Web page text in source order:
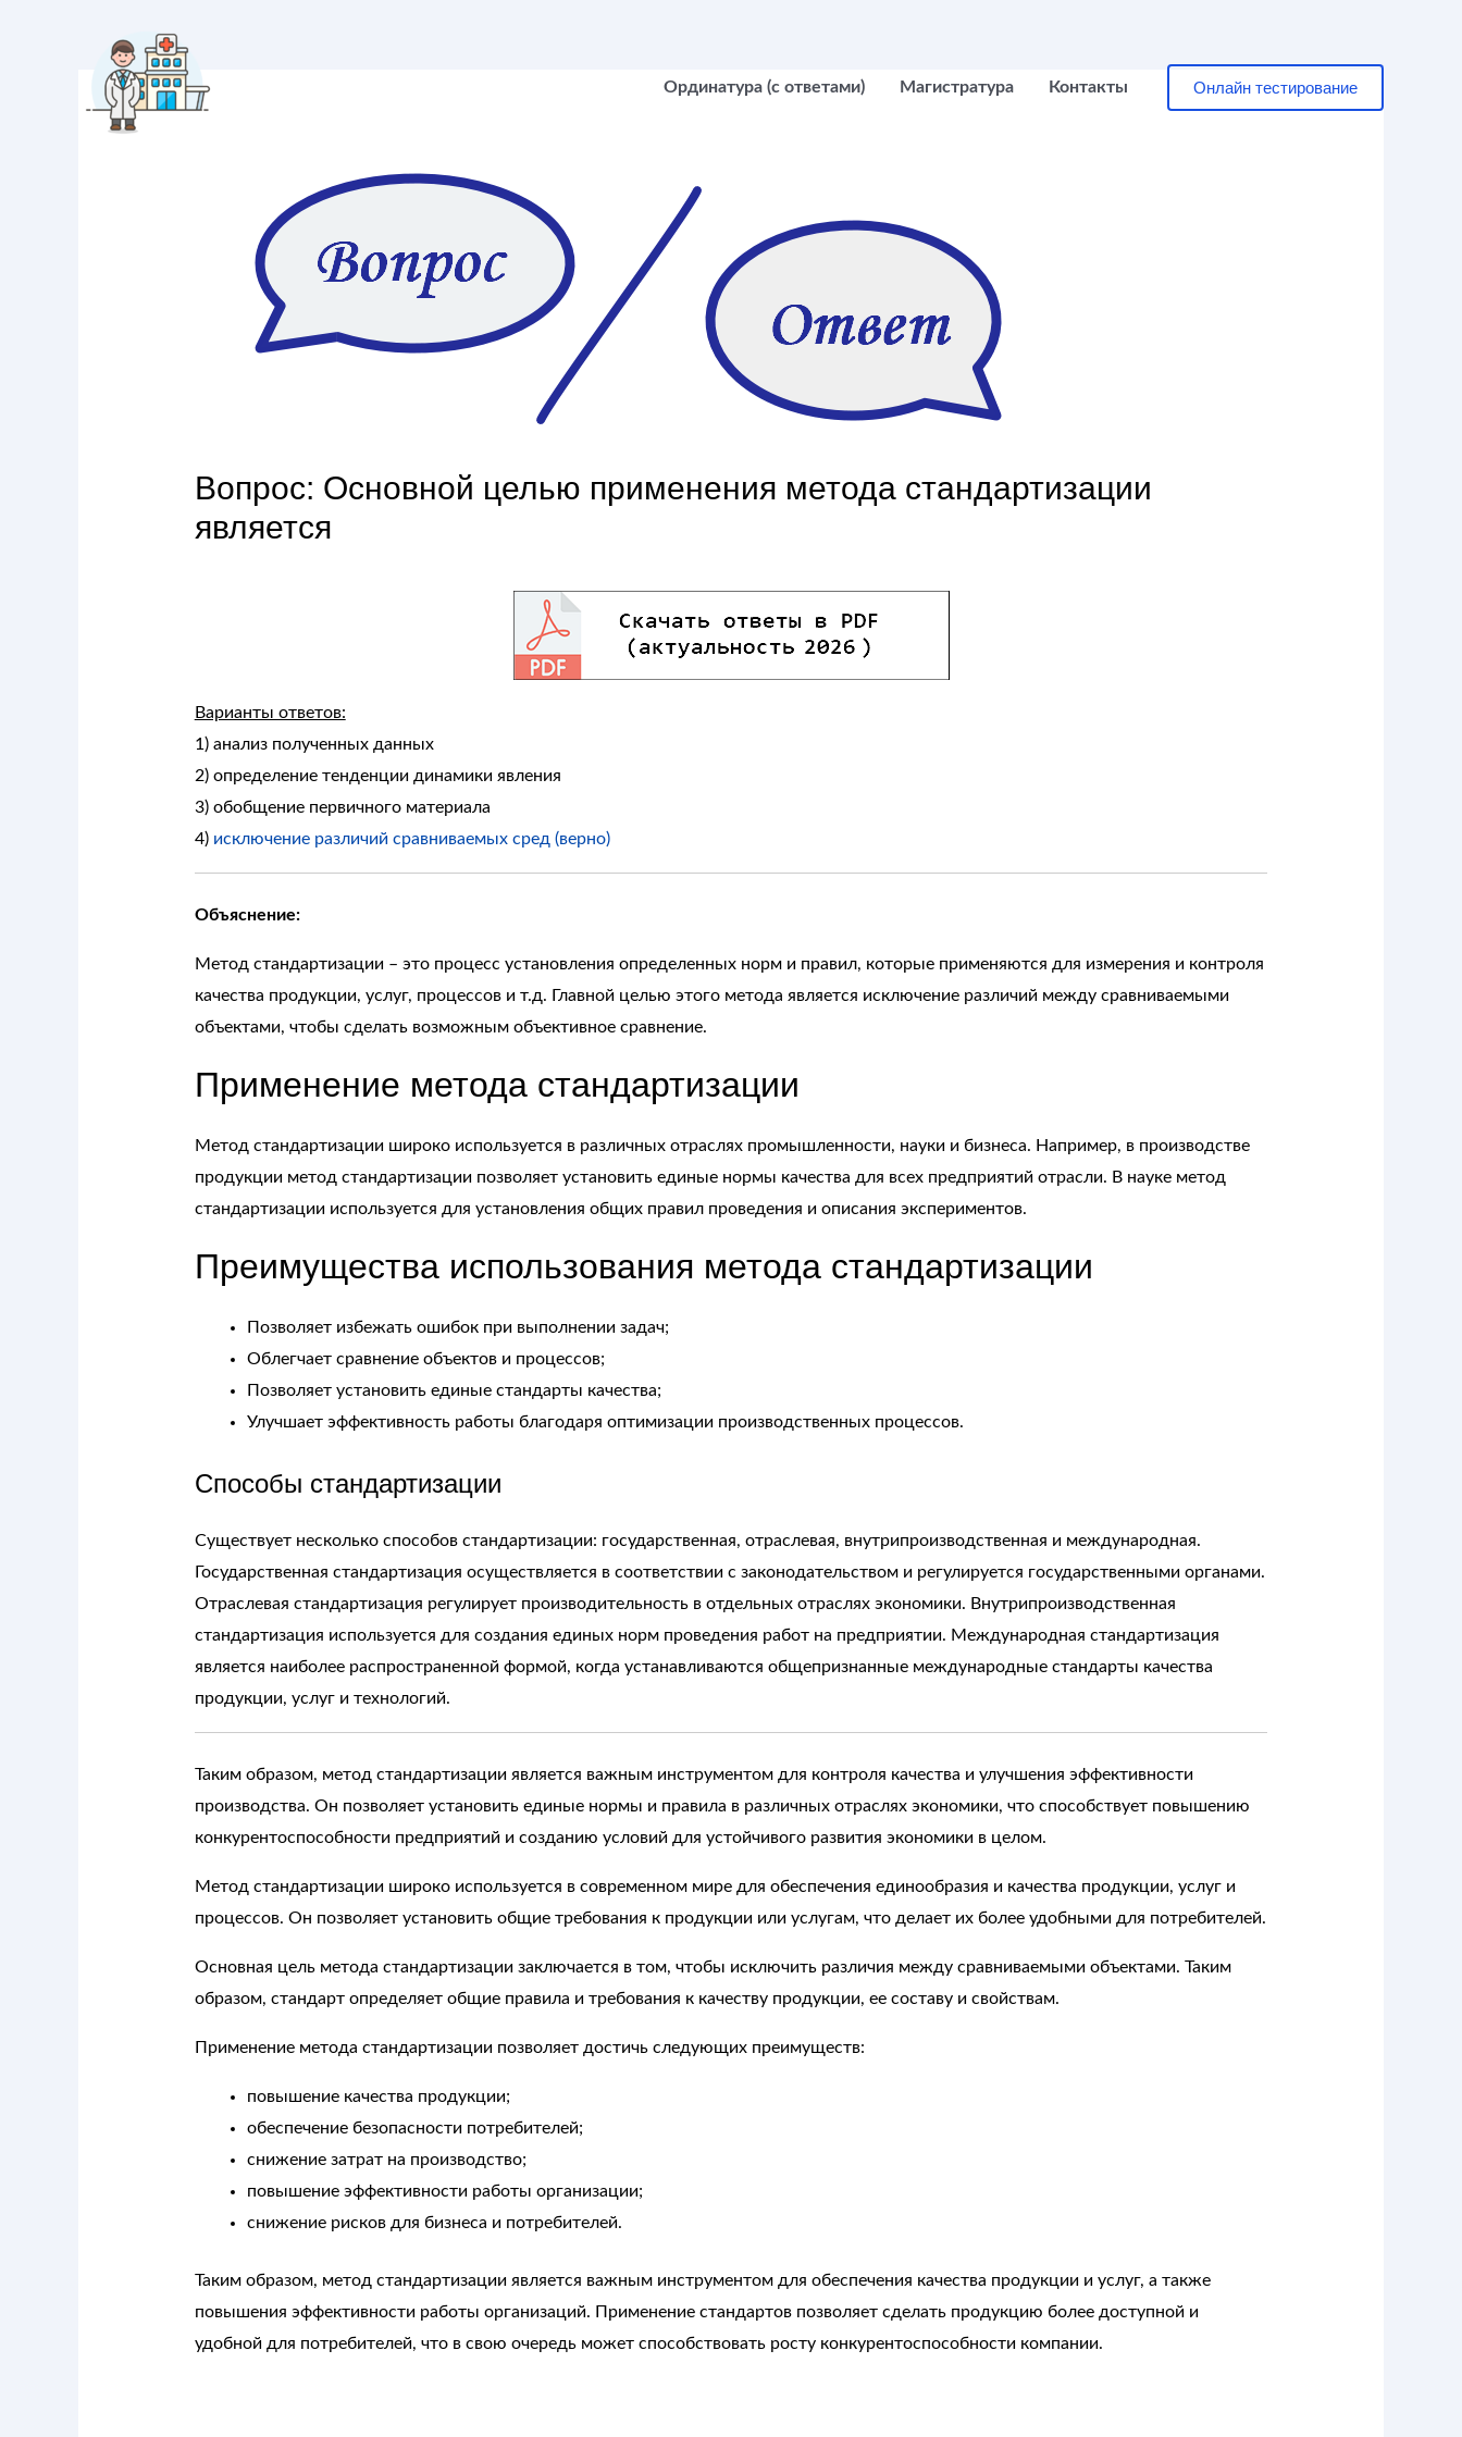
Ординатура (с ответами) Магистратура Контакты Онлайн тестирование
Вопрос: Основной целью применения метода стандартизации
является
Варианты ответов:
1) анализ полученных данных
2) определение тенденции динамики явления
3) обобщение первичного материала
4) исключение различий сравниваемых сред (верно)
Объяснение:
Метод стандартизации – это процесс установления определенных норм и правил, которые применяются для измерения и контроля
качества продукции, услуг, процессов и т.д. Главной целью этого метода является исключение различий между сравниваемыми
объектами, чтобы сделать возможным объективное сравнение.
Применение метода стандартизации
Метод стандартизации широко используется в различных отраслях промышленности, науки и бизнеса. Например, в производстве
продукции метод стандартизации позволяет установить единые нормы качества для всех предприятий отрасли. В науке метод
стандартизации используется для установления общих правил проведения и описания экспериментов.
Преимущества использования метода стандартизации
Позволяет избежать ошибок при выполнении задач;
Облегчает сравнение объектов и процессов;
Позволяет установить единые стандарты качества;
Улучшает эффективность работы благодаря оптимизации производственных процессов.
Способы стандартизации
Существует несколько способов стандартизации: государственная, отраслевая, внутрипроизводственная и международная.
Государственная стандартизация осуществляется в соответствии с законодательством и регулируется государственными органами.
Отраслевая стандартизация регулирует производительность в отдельных отраслях экономики. Внутрипроизводственная
стандартизация используется для создания единых норм проведения работ на предприятии. Международная стандартизация
является наиболее распространенной формой, когда устанавливаются общепризнанные международные стандарты качества
продукции, услуг и технологий.
Таким образом, метод стандартизации является важным инструментом для контроля качества и улучшения эффективности
производства. Он позволяет установить единые нормы и правила в различных отраслях экономики, что способствует повышению
конкурентоспособности предприятий и созданию условий для устойчивого развития экономики в целом.
Метод стандартизации широко используется в современном мире для обеспечения единообразия и качества продукции, услуг и
процессов. Он позволяет установить общие требования к продукции или услугам, что делает их более удобными для потребителей.
Основная цель метода стандартизации заключается в том, чтобы исключить различия между сравниваемыми объектами. Таким
образом, стандарт определяет общие правила и требования к качеству продукции, ее составу и свойствам.
Применение метода стандартизации позволяет достичь следующих преимуществ:
повышение качества продукции;
обеспечение безопасности потребителей;
снижение затрат на производство;
повышение эффективности работы организации;
снижение рисков для бизнеса и потребителей.
Таким образом, метод стандартизации является важным инструментом для обеспечения качества продукции и услуг, а также
повышения эффективности работы организаций. Применение стандартов позволяет сделать продукцию более доступной и
удобной для потребителей, что в свою очередь может способствовать росту конкурентоспособности компании.